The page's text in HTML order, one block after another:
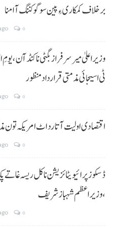
برخلاف کمکاری ءِ پین سوگو کننگ آ امنا
0
وزیراعلیٰ میر سرفراز بگٹی نا کنڈ
ٹی اسیجائی مذمتی قرارداد منظور
0
اقتصادی اولیت آتا رد اٹ امریکہ تون
0
ڈسکوز پرائیویٹائزیشن نا کل ریسہ
،وزیراعظم شہباز شریف
0